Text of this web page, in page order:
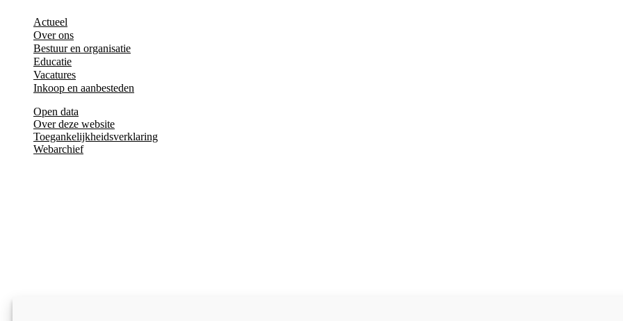
Actueel
Over ons
Bestuur en organisatie
Educatie
Vacatures
Inkoop en aanbesteden
Open data
Over deze website
Toegankelijkheidsverklaring
Webarchief